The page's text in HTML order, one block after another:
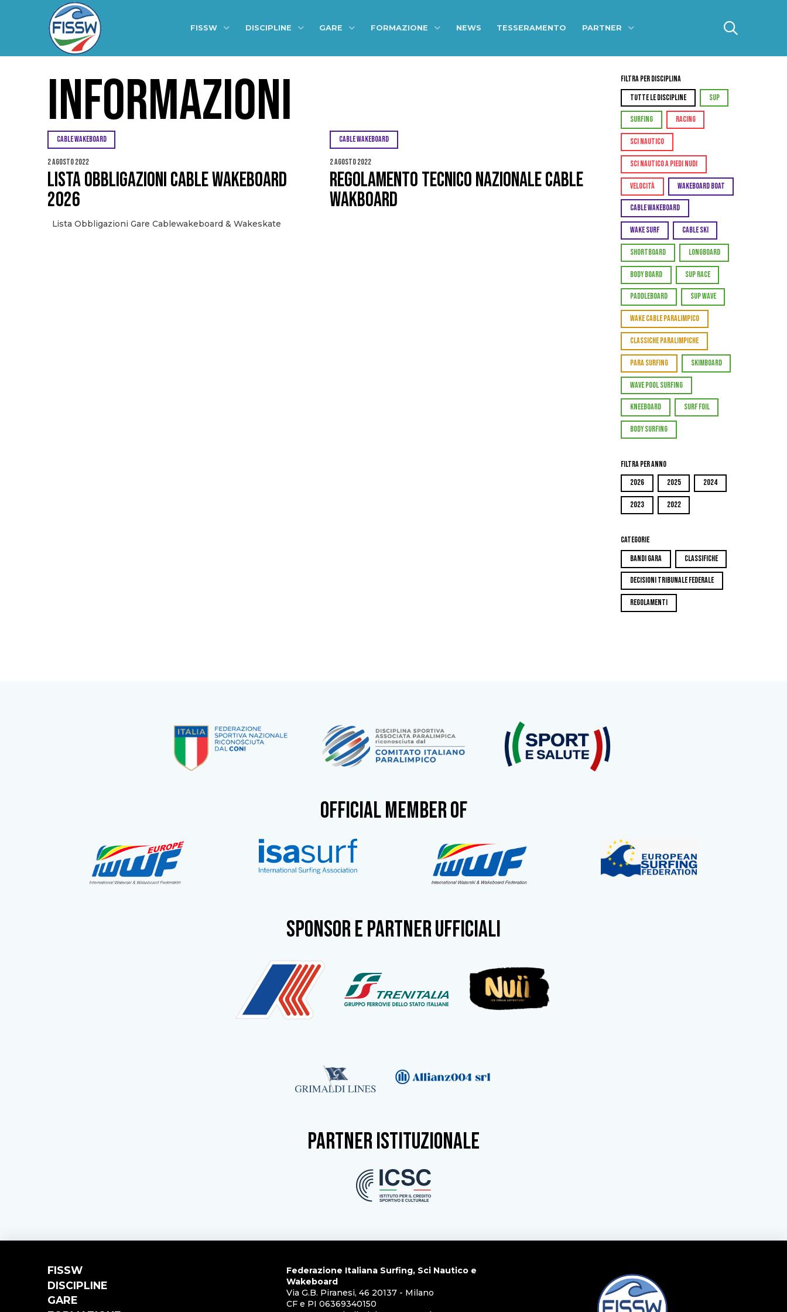
FISSW DISCIPLINE GARE FORMAZIONE NEWS TESSERAMENTO PARTNER
Filtra per Disciplina
TUTTE LE DISCIPLINE
SUP
SURFING RACING
SCI NAUTICO
SCI NAUTICO A PIEDI NUDI
VELOCITÀ WAKEBOARD BOAT
CABLE WAKEBOARD
WAKE SURF CABLE SKI
SHORTBOARD LONGBOARD
BODY BOARD SUP RACE
PADDLEBOARD SUP WAVE
WAKE CABLE PARALIMPICO
CLASSICHE PARALIMPICHE
PARA SURFING SKIMBOARD
WAVE POOL SURFING
KNEEBOARD SURF FOIL
BODY SURFING
Filtra per Anno
2026
2025 2024
2023 2022
Categorie
BANDI GARA
CLASSIFICHE
DECISIONI TRIBUNALE FEDERALE
REGOLAMENTI
INFORMAZIONI
CABLE WAKEBOARD
2 Agosto 2022
LISTA OBBLIGAZIONI CABLE WAKEBOARD
2026
Lista Obbligazioni Gare Cablewakeboard & Wakeskate
CABLE WAKEBOARD
2 Agosto 2022
Regolamento Tecnico Nazionale Cable
Wakboard
OFFICIAL MEMBER OF
SPONSOR e partner ufficiali
partner istituzionale
FISSW
DISCIPLINE
GARE
Federazione Italiana Surfing, Sci Nautico e
Wakeboard
Via G.B. Piranesi, 46 20137 - Milano
CF e PI 06369340150